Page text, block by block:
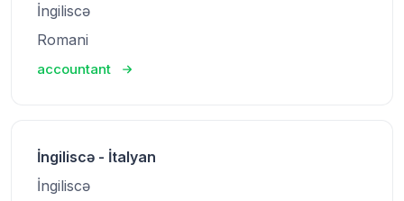
İngiliscə
Romani
accountant
İngiliscə - İtalyan
İngiliscə